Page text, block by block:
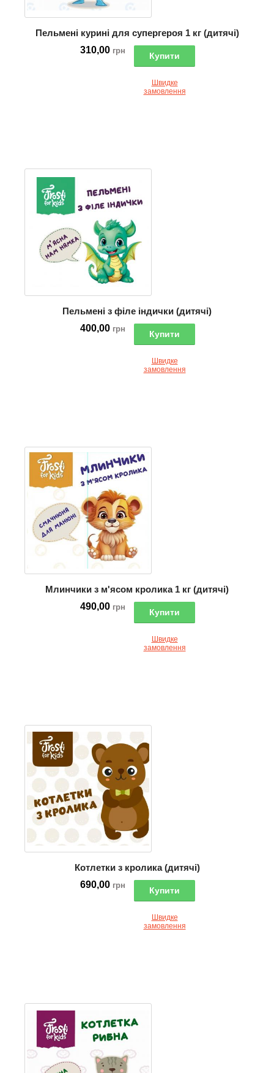
Пельмені курині для супергероя 1 кг (дитячі)
310,00 грн
Купити
Швидке
замовлення
Пельмені з філе індички (дитячі)
400,00 грн
Купити
Швидке
замовлення
Млинчики з м'ясом кролика 1 кг (дитячі)
490,00 грн
Купити
Швидке
замовлення
Котлетки з кролика (дитячі)
690,00 грн
Купити
Швидке
замовлення